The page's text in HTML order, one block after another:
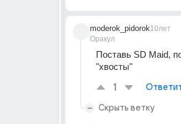
moderok_pidorok
Оракул
10лет
Поставь SD Maid,
"хвосты"
1
Скрыть ветку